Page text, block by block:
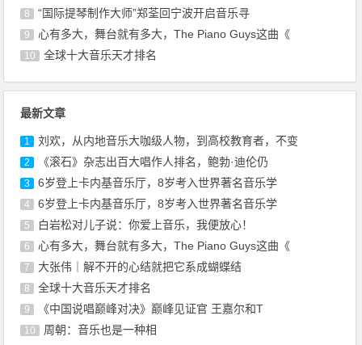
8 “国际提琴制作大师”郑荃回宁波开启音乐寻
9 心有多大，舞台就有多大，The Piano Guys这曲《
10 全球十大音乐天才排名
最新文章
1 刘欢，从内地音乐大咖级人物，到高校教育者，不变
2 《滚石》杂志出百大唱作人排名，鲍勃·迪伦仍
3 6岁登上卡内基音乐厅，8岁考入世界著名音乐学
4 6岁登上卡内基音乐厅，8岁考入世界著名音乐学
5 白岩松对儿子说：你爱上音乐，我便放心！
6 心有多大，舞台就有多大，The Piano Guys这曲《
7 大张伟｜解不开的心结就把它系成蝴蝶结
8 全球十大音乐天才排名
9 《中国说唱巅峰对决》巅峰见证官 王嘉尔和T
10 周朝：音乐也是一种相